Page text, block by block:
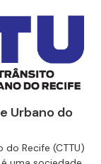
Urbano do
Recife (CTTU)